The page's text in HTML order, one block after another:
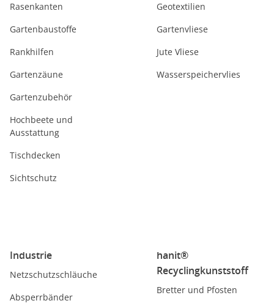
Rasenkanten
Gartenbaustoffe
Rankhilfen
Gartenzäune
Gartenzubehör
Hochbeete und
Ausstattung
Tischdecken
Sichtschutz
Geotextilien
Gartenvliese
Jute Vliese
Wasserspeichervlies
Industrie
Netzschutzschläuche
Absperrbänder
hanit®
Recyclingkunststoff
Bretter und Pfosten